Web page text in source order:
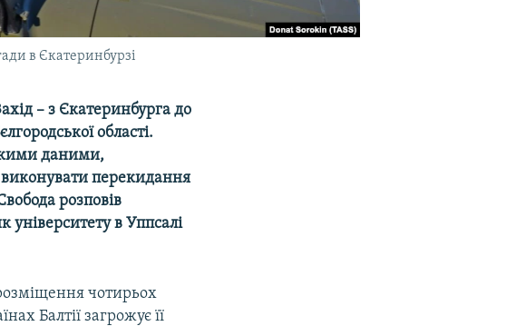
в Єкатеринбурзі
– з Єкатеринбурга до
області.
даними,
перекидання
розповів
університету в Уппсалі
чотирьох
Балтії загрожує її